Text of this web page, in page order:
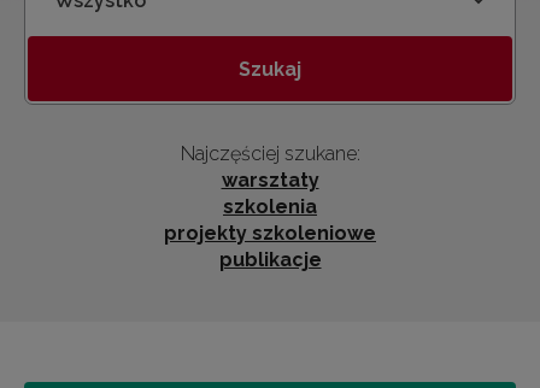
Kategoria
Szukaj
Najczęściej szukane:
warsztaty
szkolenia
projekty szkoleniowe
publikacje